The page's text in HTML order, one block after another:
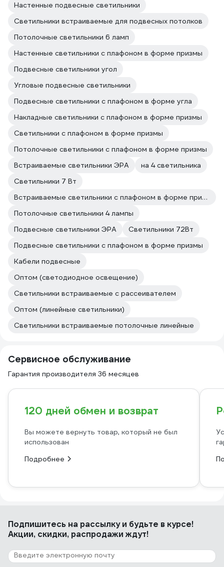
Настенные подвесные светильники
Светильники встраиваемые для подвесных потолков
Потолочные светильники 6 ламп
Настенные светильники с плафоном в форме призмы
Подвесные светильники угол
Угловые подвесные светильники
Подвесные светильники с плафоном в форме угла
Накладные светильники с плафоном в форме призмы
Светильники с плафоном в форме призмы
Потолочные светильники с плафоном в форме призмы
Встраиваемые светильники ЭРА
на 4 светильника
Светильники 7 Вт
Встраиваемые светильники с плафоном в форме призмы
Потолочные светильники 4 лампы
Подвесные светильники ЭРА
Светильники 72Вт
Подвесные светильники с плафоном в форме призмы
Кабели подвесные
Оптом (светодиодное освещение)
Светильники встраиваемые с рассеивателем
Оптом (линейные светильники)
Светильники встраиваемые потолочные линейные
Сервисное обслуживание
Гарантия производителя 36 месяцев
120 дней обмен и возврат
Вы можете вернуть товар, который не был
использован
Подробнее
Подпишитесь на рассылкуи будьте в курсе!
Акции, скидки, распродажи ждут!